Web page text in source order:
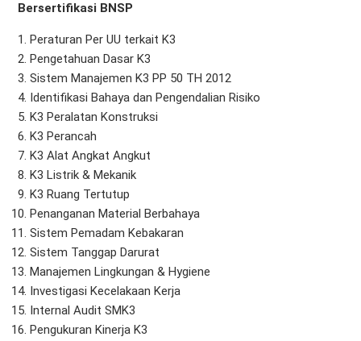
Bersertifikasi BNSP
Peraturan Per UU terkait K3
Pengetahuan Dasar K3
Sistem Manajemen K3 PP 50 TH 2012
Identifikasi Bahaya dan Pengendalian Risiko
K3 Peralatan Konstruksi
K3 Perancah
K3 Alat Angkat Angkut
K3 Listrik & Mekanik
K3 Ruang Tertutup
Penanganan Material Berbahaya
Sistem Pemadam Kebakaran
Sistem Tanggap Darurat
Manajemen Lingkungan & Hygiene
Investigasi Kecelakaan Kerja
Internal Audit SMK3
Pengukuran Kinerja K3